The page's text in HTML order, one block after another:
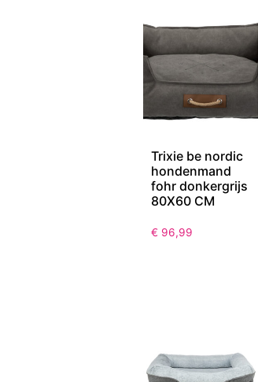
Trixie be nordic
hondenmand
fohr donkergrijs
80X60 CM
€ 96,99